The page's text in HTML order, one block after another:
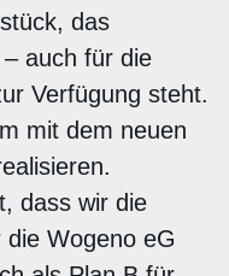
das
auch für die
Verfügung steht.
mit dem neuen
dass wir die
Wogeno eG